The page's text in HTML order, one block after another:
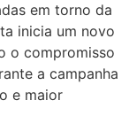
em torno da
inicia um novo
o compromisso
a campanha
e maior